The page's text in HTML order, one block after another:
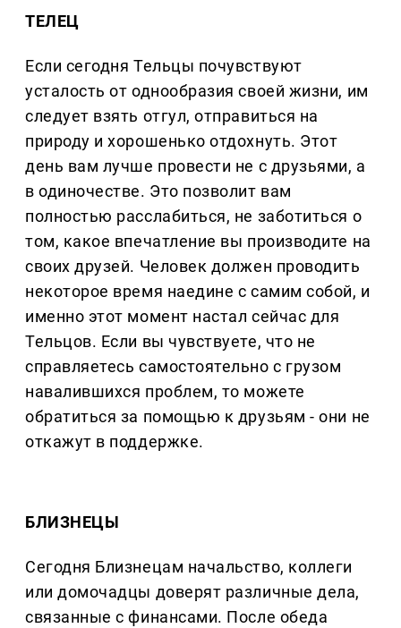
ТЕЛЕЦ
Если сегодня Тельцы почувствуют
усталость от однообразия своей жизни, им
следует взять отгул, отправиться на
природу и хорошенько отдохнуть. Этот
день вам лучше провести не с друзьями, а
в одиночестве. Это позволит вам
полностью расслабиться, не заботиться о
том, какое впечатление вы производите на
своих друзей. Человек должен проводить
некоторое время наедине с самим собой, и
именно этот момент настал сейчас для
Тельцов. Если вы чувствуете, что не
справляетесь самостоятельно с грузом
навалившихся проблем, то можете
обратиться за помощью к друзьям - они не
откажут в поддержке.
БЛИЗНЕЦЫ
Сегодня Близнецам начальство, коллеги
или домочадцы доверят различные дела,
связанные с финансами. После обеда